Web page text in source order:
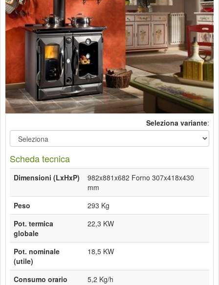
Seleziona variante:
Scheda tecnica
Dimensioni (LxHxP)
982x881x682 Forno 307x418x430
mm
Peso
293 Kg
Pot. termica
globale
22,3 KW
Pot. nominale
(utile)
18,5 KW
Consumo orario
5,2 Kg/h